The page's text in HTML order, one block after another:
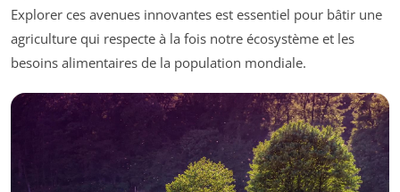
Explorer ces avenues innovantes est essentiel pour bâtir une
agriculture qui respecte à la fois notre écosystème et les
besoins alimentaires de la population mondiale.